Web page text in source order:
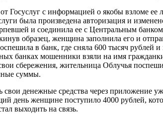
с информацией о якобы взломе ее
была произведена авторизация и
и соединила ее с Центральным
образец, женщина заполнила его и
в банк, где сняла 600 тысяч
банках мошенники взяли на имя
сбережения, жительница Облучья
суммы.
денежные средства через приложение
день женщине поступило 4000 рублей,
выходить на связь.